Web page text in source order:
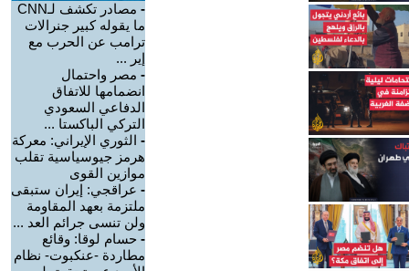
-
مصادر تكشف لـCNN
ما يقوله كبير جنرالات
ترامب عن الحرب مع
إير ...
- مصر واحتمال
انضمامها للاتفاق
الدفاعي السعودي
التركي الباكستا ...
- الثوري الإيراني: معركة
هرمز جيوسياسية تقلب
موازين القوى
- عراقجي: إيران ستبقى
ملتزمة بعهد المقاومة
ولن تنسى جرائم العد ...
- حسام لوقا: وقائع
مطاردة -عنكبوت- نظام